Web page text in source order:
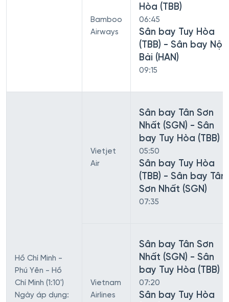
Bamboo
Airways
Hòa (TBB)
06:45
Sân bay Tuy Hòa
(TBB) - Sân bay Nội
Bài (HAN)
09:15
Hồ Chí Minh -
Phú Yên - Hồ
Chí Minh (1:10')
Ngày áp dụng:
Vietjet
Air
Sân bay Tân Sơn
Nhất (SGN) - Sân
bay Tuy Hòa (TBB)
05:50
Sân bay Tuy Hòa
(TBB) - Sân bay Tân
Sơn Nhất (SGN)
07:35
Vietnam
Airlines
Sân bay Tân Sơn
Nhất (SGN) - Sân
bay Tuy Hòa (TBB)
07:20
Sân bay Tuy Hòa